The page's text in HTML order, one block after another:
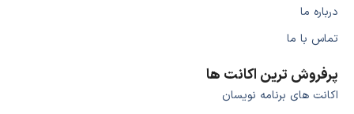
درباره ما
تماس با ما
پرفروش ترین اکانت ها
اکانت های برنامه نویسان